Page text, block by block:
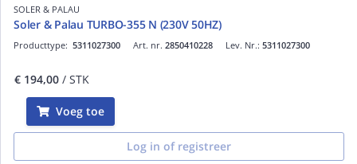
SOLER & PALAU
Soler & Palau TURBO-355 N (230V 50HZ)
Art. nr. 2850410228
Producttype: 5311027300 Lev. Nr.: 5311027300
€ 194,00 / STK
Voeg toe
Log in of registreer